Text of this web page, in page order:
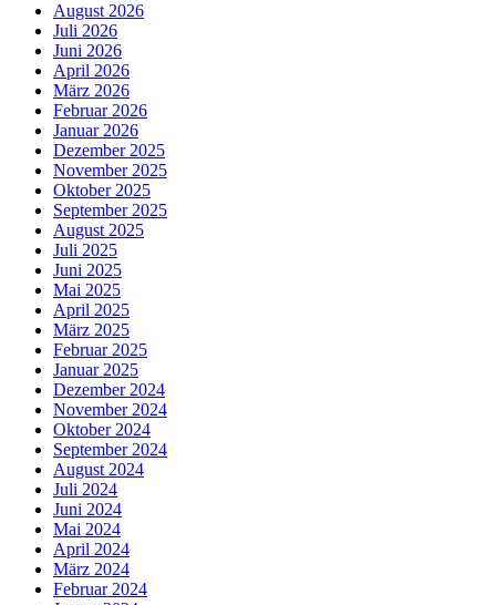
August 2026
Juli 2026
Juni 2026
April 2026
März 2026
Februar 2026
Januar 2026
Dezember 2025
November 2025
Oktober 2025
September 2025
August 2025
Juli 2025
Juni 2025
Mai 2025
April 2025
März 2025
Februar 2025
Januar 2025
Dezember 2024
November 2024
Oktober 2024
September 2024
August 2024
Juli 2024
Juni 2024
Mai 2024
April 2024
März 2024
Februar 2024